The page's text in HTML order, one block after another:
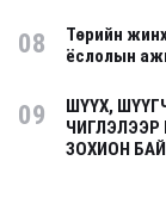
08
Төрийн
ёслолын
09
ШҮҮХ,
ЧИГЛЭЛЭЭР
ЗОХИОН